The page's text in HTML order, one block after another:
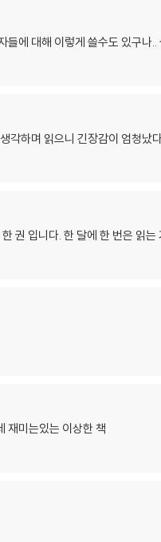
들에 대해 이렇게 쓸수도 있구나
각하며 읽으니 긴장감이 엄청났
권 입니다. 한 달에 한 번은 읽는
재미는있는 이상한 책